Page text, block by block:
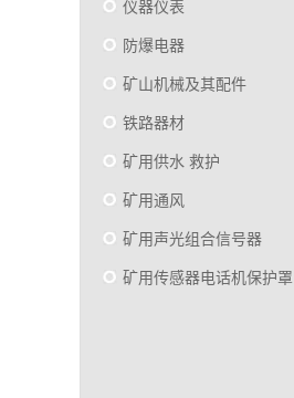
仪器仪表
防爆电器
矿山机械及其配件
铁路器材
矿用供水 救护
矿用通风
矿用声光组合信号器
矿用传感器电话机保护罩